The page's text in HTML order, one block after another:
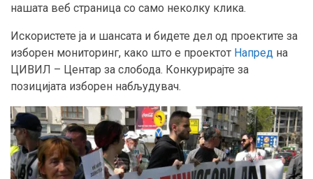
нашата веб страница со само неколку клика.
Искористете ја и шансата и бидете дел од проектите за
изборен мониторинг, како што е проектот Напред на
ЦИВИЛ – Центар за слобода. Конкурирајте за
позицијата изборен набљудувач.